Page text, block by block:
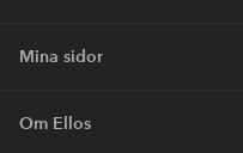
Mina sidor
Om Ellos